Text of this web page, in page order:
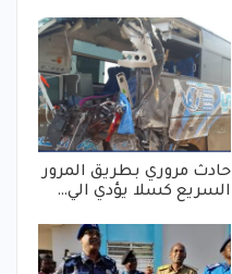
حادث مروري بطريق المرور
السريع كسلا يؤدي الي…